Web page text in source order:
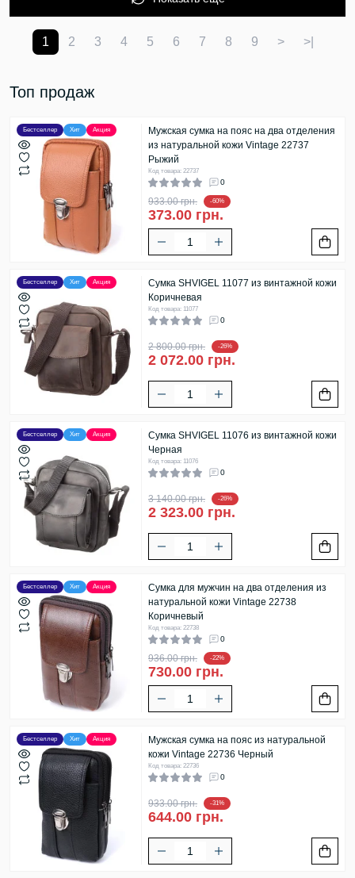
1 2 3 4 5 6 7 8 9 > >|
Топ продаж
Бестселлер Хит Акция
Мужская сумка на пояс на два отделения
из натуральной кожи Vintage 22737
Рыжий
Код товара: 22737
0
933.00 грн. -60%
373.00 грн.
Бестселлер Хит Акция
Сумка SHVIGEL 11077 из винтажной кожи
Коричневая
Код товара: 11077
0
2 800.00 грн. -26%
2 072.00 грн.
Бестселлер Хит Акция
Сумка SHVIGEL 11076 из винтажной кожи
Черная
Код товара: 11076
0
3 140.00 грн. -26%
2 323.00 грн.
Бестселлер Хит Акция
Сумка для мужчин на два отделения из
натуральной кожи Vintage 22738
Коричневый
Код товара: 22738
0
936.00 грн. -22%
730.00 грн.
Бестселлер Хит Акция
Мужская сумка на пояс из натуральной
кожи Vintage 22736 Черный
Код товара: 22736
0
933.00 грн. -31%
644.00 грн.